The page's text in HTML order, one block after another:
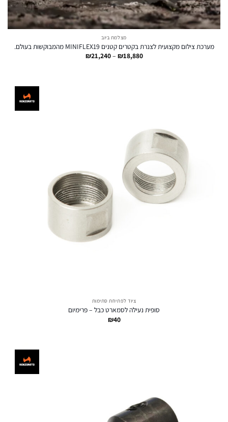
מצלמת ביוב
מערכת צילום מקצועית לצנרת בקטרים קטנים MINIFLEX19 מהמבוקשות בעולם.
₪18,880
–
₪21,240 טווח
ציוד לפתיחת סתימות
סופית נעילה לסמארט כבל – פרימיום
₪40